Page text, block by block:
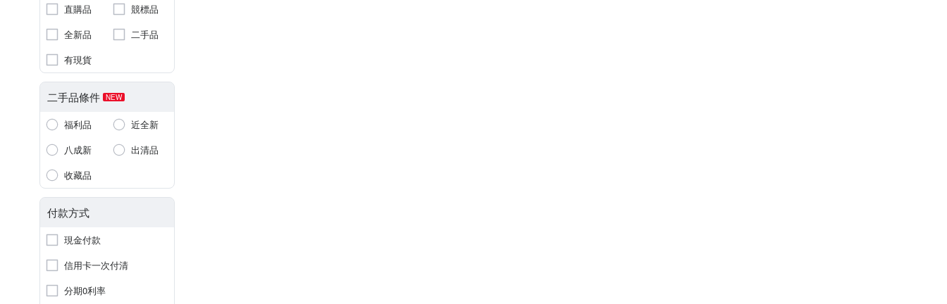
直購品
競標品
全新品
二手品
有現貨
二手品條件 NEW
福利品
近全新
八成新
出清品
收藏品
付款方式
現金付款
信用卡一次付清
分期0利率